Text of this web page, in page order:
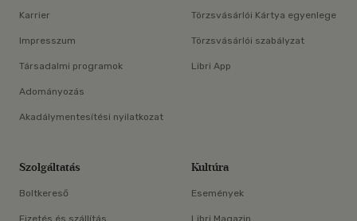
Karrier
Impresszum
Társadalmi programok
Adományozás
Akadálymentesítési nyilatkozat
Törzsvásárlói Kártya egyenlege
Törzsvásárlói szabályzat
Libri App
Szolgáltatás
Boltkereső
Kultúra
Események